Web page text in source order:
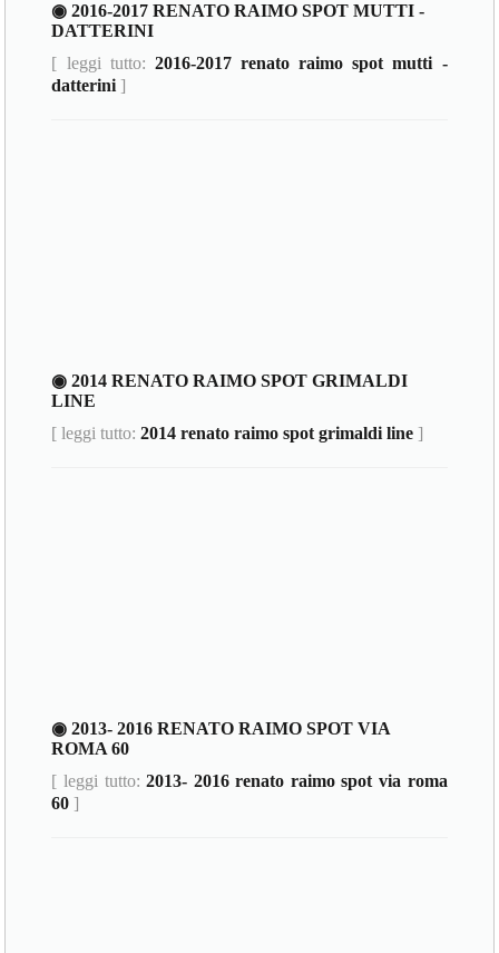
◉ 2016-2017 RENATO RAIMO SPOT MUTTI -
DATTERINI
[ leggi tutto: 2016-2017 renato raimo spot mutti -
datterini ]
◉ 2014 RENATO RAIMO SPOT GRIMALDI
LINE
[ leggi tutto:2014 renato raimo spot grimaldi line ]
◉ 2013- 2016 RENATO RAIMO SPOT VIA
ROMA 60
[ leggi tutto:2013- 2016 renato raimo spot via roma
60 ]